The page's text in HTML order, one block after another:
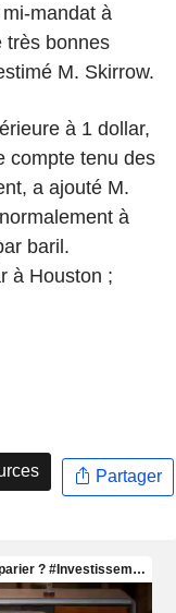
mandat à
très bonnes
M. Skirrow.
à 1 dollar,
compte tenu des
a ajouté M.
à
baril.
à Houston ;
Partager